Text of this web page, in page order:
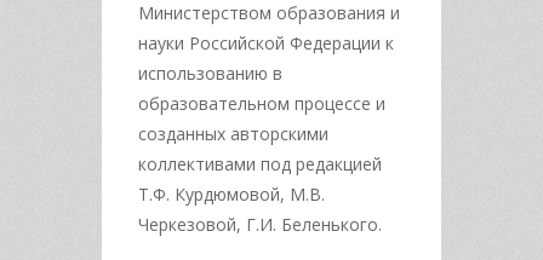
Министерством образования и
науки Российской Федерации к
использованию в
образовательном процессе и
созданных авторскими
коллективами под редакцией
Т.Ф. Курдюмовой, М.В.
Черкезовой, Г.И. Беленького.